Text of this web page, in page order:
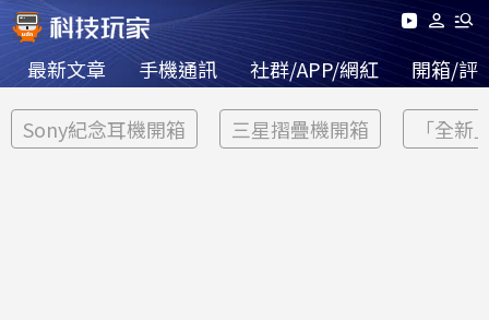
最新文章 手機通訊 社群/APP/網紅 開箱/評
Sony紀念耳機開箱 三星摺疊機開箱 「全新